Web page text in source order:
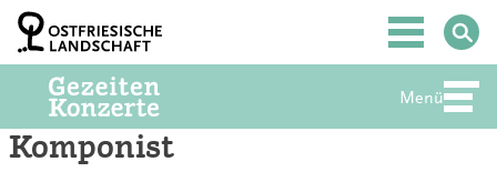
Zum
Inhalt
springen
Hauptmenü
Menü
Komponist